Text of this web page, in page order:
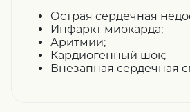
Острая сердечная
Инфаркт миокарда;
Аритмии;
Кардиогенный шок;
Внезапная сердечная